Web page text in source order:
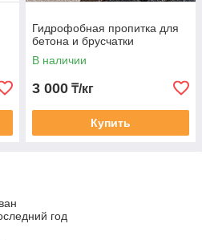
Гидрофобная пропитка для
бетона и брусчатки
В наличии
3 000 ₸/кг
Купить
год